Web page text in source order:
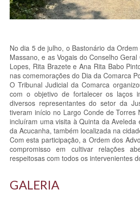
No dia 5 de julho, o Bastonário da
Massano, e as Vogais do Conselho
Lopes, Rita Brazete e Ana Rita Babo
nas comemorações do Dia da Comarca
O Tribunal Judicial da Comarca
com o objetivo de fortalecer os laços
diversos representantes do setor da
tiveram início no Largo Conde de Torres
incluíram uma visita à Quinta da Aveleda
da Acucanha, também localizada na
Com esta participação, a Ordem dos
compromisso em cultivar relações
respeitosas com todos os intervenientes
GALERIA